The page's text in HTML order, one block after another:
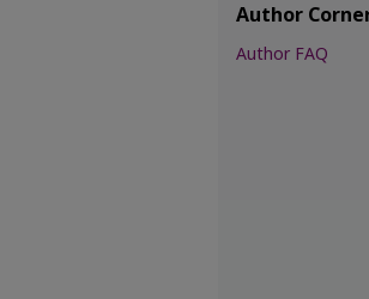
Author
Author FAQ